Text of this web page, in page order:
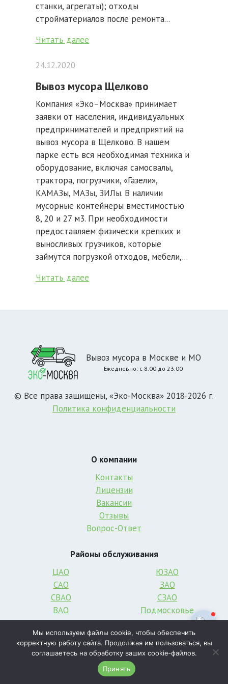
станки, агрегаты); отходы
стройматериалов после ремонта...
Читать далее
24.12.2020
Вывоз мусора Щелково
Компания «Эко–Москва» принимает
заявки от населения, индивидуальных
предпринимателей и предприятий на
вывоз мусора в Щелково. В нашем
парке есть вся необходимая техника и
оборудование, включая самосвалы,
трактора, погрузчики, «Газели»,
КАМАЗы, МАЗы, ЗИЛы. В наличии
мусорные контейнеры вместимостью
8, 20 и 27 м3. При необходимости
предоставляем физически крепких и
выносливых грузчиков, которые
займутся погрузкой отходов, мебели,...
Читать далее
Вывоз мусора в Москве и МО
Ежедневно: с 8.00 до 23.00
© Все права защищены, «Эко-Москва» 2018-2026 г.
Политика конфиденциальности
О компании
Контакты
Лицензии
Вакансии
Отзывы
Вопрос-Ответ
Районы обслуживания
ЦАО
САО
СВАО
ВАО
ЮВАО
ЮАО
ЮЗАО
ЗАО
СЗАО
Подмосковье
Троицк
ТиНАО
Контакты
г. Москва, ул. Веткина, д. 4
Мы используем файлы cookie, чтобы обеспечить
корректную работу сайта. Продолжая им пользоваться, вы
соглашаетесь на обработку ваших cookie‑файлов.
Принять